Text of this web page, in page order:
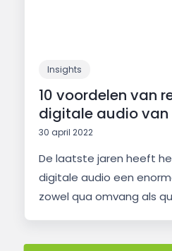
Insights
10 voordelen van
digitale audio van
30 april 2022
De laatste jaren heeft
digitale audio een
zowel qua omvang als